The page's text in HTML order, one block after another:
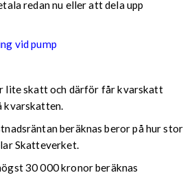
redan nu eller att dela upp
vid pump
lite skatt och därför får kvarskatt
kvarskatten.
beräknas beror på hur stor
Skatteverket.
30 000 kronor beräknas